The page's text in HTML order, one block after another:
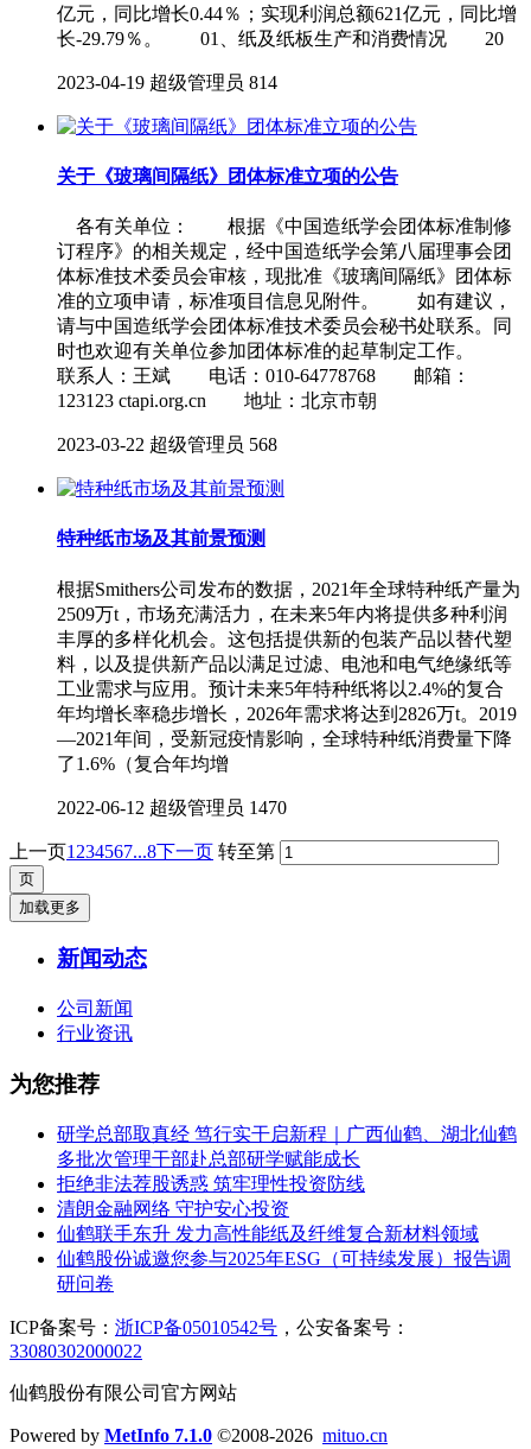
亿元，同比增长0.44％；实现利润总额621亿元，同比增
长-29.79％。 01、纸及纸板生产和消费情况 20
2023-04-19 超级管理员 814
关于《玻璃间隔纸》团体标准立项的公告
各有关单位： 根据《中国造纸学会团体标准制修
订程序》的相关规定，经中国造纸学会第八届理事会团
体标准技术委员会审核，现批准《玻璃间隔纸》团体标
准的立项申请，标准项目信息见附件。 如有建议，
请与中国造纸学会团体标准技术委员会秘书处联系。同
时也欢迎有关单位参加团体标准的起草制定工作。
联系人：王斌 电话：010-64778768 邮箱：
123123 ctapi.org.cn 地址：北京市朝
2023-03-22 超级管理员 568
特种纸市场及其前景预测
根据Smithers公司发布的数据，2021年全球特种纸产量为
2509万t，市场充满活力，在未来5年内将提供多种利润
丰厚的多样化机会。这包括提供新的包装产品以替代塑
料，以及提供新产品以满足过滤、电池和电气绝缘纸等
工业需求与应用。预计未来5年特种纸将以2.4%的复合
年均增长率稳步增长，2026年需求将达到2826万t。2019
—2021年间，受新冠疫情影响，全球特种纸消费量下降
了1.6%（复合年均增
2022-06-12 超级管理员 1470
上一页1 234567...8下一页 转至第
加载更多
新闻动态
公司新闻
行业资讯
为您推荐
研学总部取真经 笃行实干启新程｜广西仙鹤、湖北仙鹤
多批次管理干部赴总部研学赋能成长
拒绝非法荐股诱惑 筑牢理性投资防线
清朗金融网络 守护安心投资
仙鹤联手东升 发力高性能纸及纤维复合新材料领域
仙鹤股份诚邀您参与2025年ESG（可持续发展）报告调
研问卷
ICP备案号： 浙ICP备05010542号 ，公安备案号：
33080302000022
仙鹤股份有限公司官方网站
Powered by MetInfo 7.1.0 ©2008-2026 mituo.cn